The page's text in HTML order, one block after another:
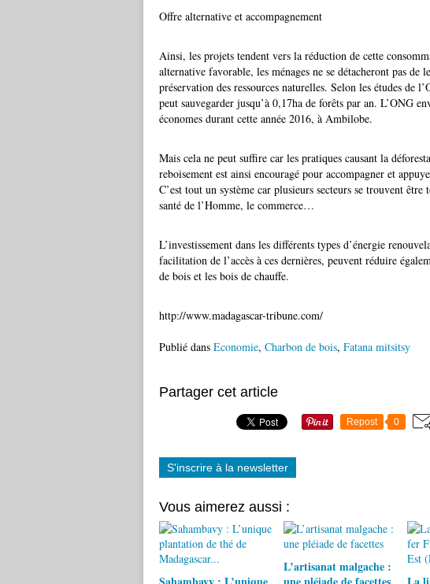
Offre alternative et accompagnement
Ainsi, les projets tendent vers la réduction de cette
alternative favorable, les ménages ne se détacheront pas
préservation des ressources naturelles. Selon les études de
peut sauvegarder jusqu’à 0,17ha de forêts par an. L’ONG
économes durant cette année 2016, à Ambilobe.
Mais cela ne peut suffire car les pratiques causant la
reboisement est ainsi encouragé pour accompagner et
C’est tout un système car plusieurs secteurs se trouvent
santé de l’Homme, le commerce…
L’investissement dans les différents types d’énergie
facilitation de l’accès à ces dernières, peuvent réduire
de bois et les bois de chauffe.
http://www.madagascar-tribune.com/
Publié dans Economie, Charbon de bois, Fatana mitsitsy
Partager cet article
Repost 0
S'inscrire à la newsletter
Vous aimerez aussi :
L’artisanat malgache :